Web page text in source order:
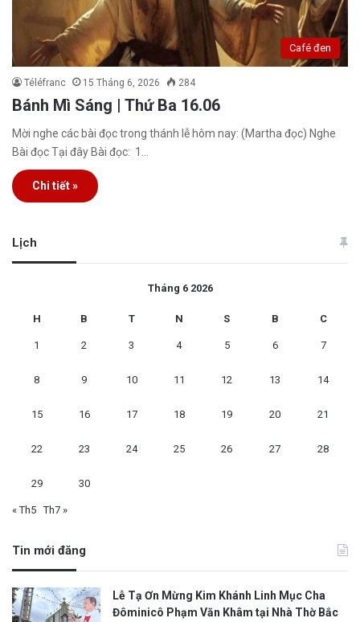
Café đen
Téléfranc 15 Tháng 6, 2026 284
Bánh Mì Sáng | Thứ Ba 16.06
Mời nghe các bài đọc trong thánh lễ hôm nay: (Martha đọc) Nghe
Bài đọc Tại đây Bài đọc: 1…
Chi tiết »
Lịch
Tháng 6 2026
H B T N S B C
1 2 3 4 5 6 7
8 9 10 11 12 13 14
15 16 17 18 19 20 21
22 23 24 25 26 27 28
29 30
« Th5 Th7 »
Tin mới đăng
Lễ Tạ Ơn Mừng Kim Khánh Linh Mục Cha
Đôminicô Phạm Văn Khâm tại Nhà Thờ Bắc